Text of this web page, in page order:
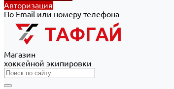
Авторизация
По Email или номеру телефона
Магазин
хоккейной экипировки